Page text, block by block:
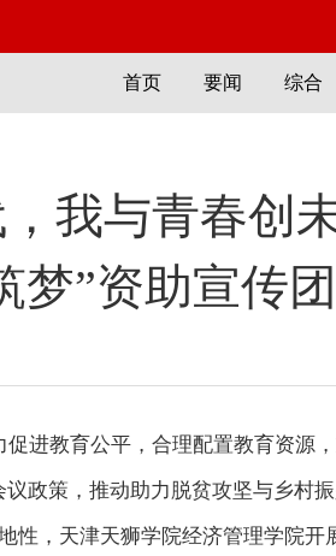
首页 要闻 综合
我与青春创
梦”资助宣传
进教育公平，合理配置教育资源
政策，推动助力脱贫攻坚与乡村
性，天津天狮学院经济管理学院开